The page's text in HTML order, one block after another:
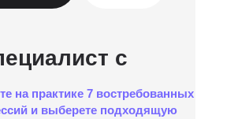
с
на практике 7 востребованных
и выберете подходящую